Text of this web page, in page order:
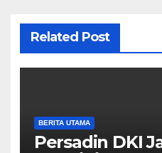
Related Post
BERITA UTAMA
Persadin DKI